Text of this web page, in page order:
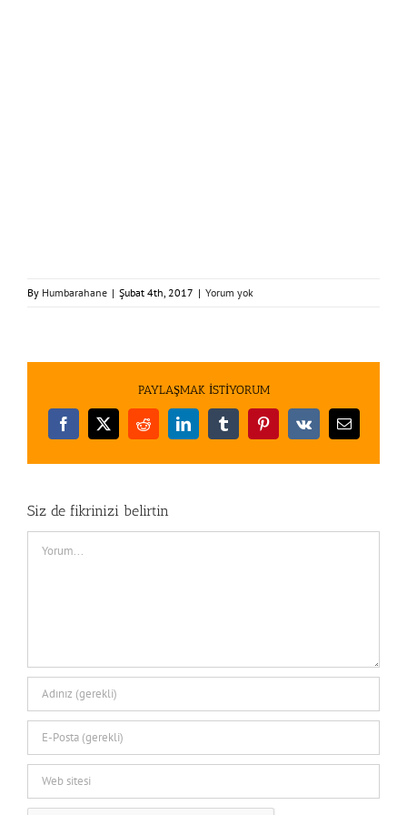
By Humbarahane | Şubat 4th, 2017 | Yorum yok
PAYLAŞMAK İSTİYORUM
Facebook
X RedditLinkedInTumblrPinterest
Vk
E-
Siz de fikrinizi belirtin